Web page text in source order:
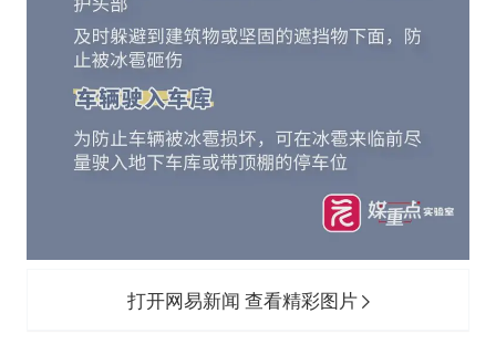
打开网易新闻 查看精彩图片